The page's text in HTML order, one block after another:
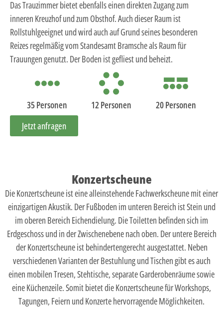
Das Trauzimmer bietet ebenfalls einen direkten Zugang zum
inneren Kreuzhof und zum Obsthof. Auch dieser Raum ist
Rollstuhlgeeignet und wird auch auf Grund seines besonderen
Reizes regelmäßig vom Standesamt Bramsche als Raum für
Trauungen genutzt. Der Boden ist gefliest und beheizt.
35 Personen 12 Personen
20 Personen
Jetzt anfragen
Konzertscheune
Die Konzertscheune ist eine alleinstehende Fachwerkscheune mit einer
einzigartigen Akustik. Der Fußboden im unteren Bereich ist Stein und
im oberen Bereich Eichendielung. Die Toiletten befinden sich im
Erdgeschoss und in der Zwischenebene nach oben. Der untere Bereich
der Konzertscheune ist behindertengerecht ausgestattet. Neben
verschiedenen Varianten der Bestuhlung und Tischen gibt es auch
einen mobilen Tresen, Stehtische, separate Garderobenräume sowie
eine Küchenzeile. Somit bietet die Konzertscheune für Workshops,
Tagungen, Feiern und Konzerte hervorragende Möglichkeiten.